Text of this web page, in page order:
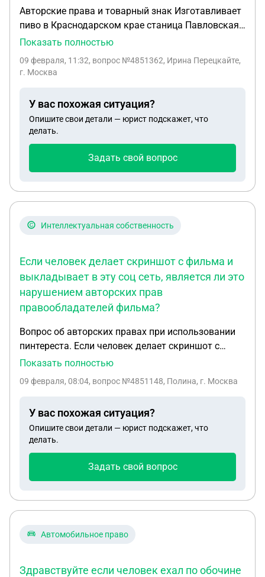
Авторские права и товарный знак Изготавливает
пиво в Краснодарском крае станица Павловская
Мы первые кто начал варить пиво и назвал его
документы официал , хотели сделать знак , но
мы уже работали под названием «Павловское
премиум» у нас открывают пивзавод и они
выпускают продукцию и называют также
«Павловское премиум» это был 2024 год . Нашей
компанией принимается решение изменить
сохранены все публикации в соц сетях , с датами
раньше . Пиво это алкоголь и документы на
никаких повторов
Показать полностью
09 февраля, 11:32, вопрос №4851362, Ирина Перецкайте,
г. Москва
У вас похожая ситуация?
Опишите свои детали — юрист подскажет, что
делать.
Задать свой вопрос
Интеллектуальная собственность
Если человек делает скриншот с фильма и
выкладывает в эту соц сеть, является ли это
нарушением авторских прав
правообладателей фильма?
Вопрос об авторских правах при использовании
пинтереста. Если человек делает скриншот с
фильма и выкладывает в эту соц сеть, является
правообладателей фильма? Ведь на вряд ли
правообладателей фильма и не факт, что человек
смотрел этот фильм на лицензионной платформе.
И являюсь ли я нарушителем авторских прав,
пинтересте (или в личную галерею на
Показать полностью
09 февраля, 08:04, вопрос №4851148, Полина, г. Москва
У вас похожая ситуация?
Опишите свои детали — юрист подскажет, что
делать.
Задать свой вопрос
Автомобильное право
Здравствуйте если человек ехал по обочине